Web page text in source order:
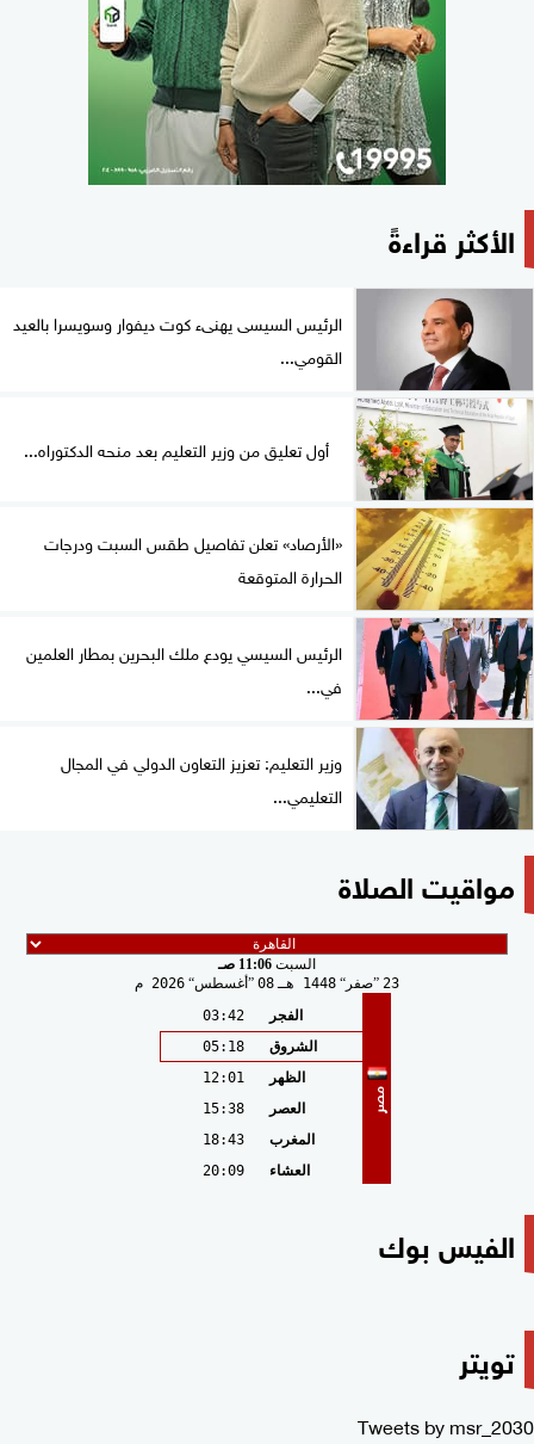
الأكثر قراءةً
الرئيس السيسى يهنىء كوت ديفوار وسويسرا بالعيد
القومي...
أول تعليق من وزير التعليم بعد منحه الدكتوراه...
«الأرصاد» تعلن تفاصيل طقس السبت ودرجات
الحرارة المتوقعة
الرئيس السيسي يودع ملك البحرين بمطار العلمين
في...
وزير التعليم: تعزيز التعاون الدولي في المجال
التعليمي...
مواقيت الصلاة
السبت 11:06 صـ
23 صفر 1448 هـ 08 أغسطس 2026 م
مصر
الفجر
03:42
الشروق
05:18
الظهر
12:01
العصر
15:38
المغرب
18:43
العشاء
20:09
الفيس بوك
تويتر
Tweets by msr_2030